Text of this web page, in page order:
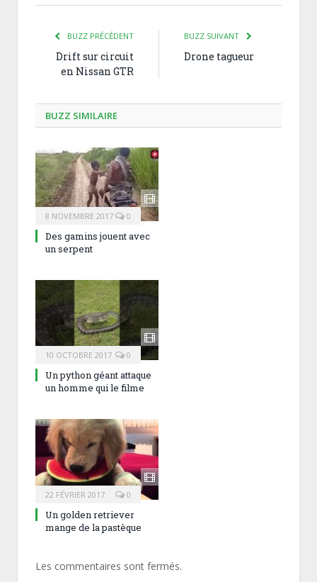
BUZZ PRÉCÉDENT
Drift sur circuit
en Nissan GTR
BUZZ SUIVANT
Drone tagueur
BUZZ SIMILAIRE
8 NOVEMBRE 2017 0
Des gamins jouent avec
un serpent
10 OCTOBRE 2017 0
Un python géant attaque
un homme qui le filme
22 FÉVRIER 2017 0
Un golden retriever
mange de la pastèque
Les commentaires sont fermés.